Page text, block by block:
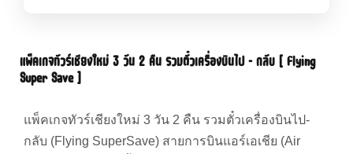
แพ็คเกจทัวร์เชียงใหม่ 3 วัน 2 คืน รวมตั๋วเครื่องบินไป – กลับ [ Flying
Super Save ]
แพ็คเกจทัวร์เชียงใหม่ 3 วัน 2 คืน รวมตั๋วเครื่องบินไป-
กลับ (Flying SuperSave) สายการบินแอร์เอเชีย (Air